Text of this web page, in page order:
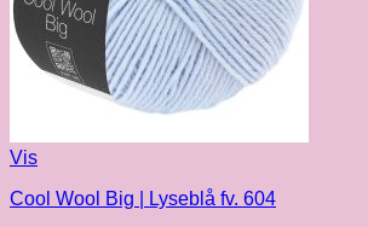
Vis
Cool Wool Big | Lyseblå fv. 604